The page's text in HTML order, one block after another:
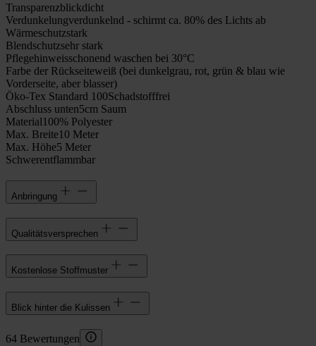
Transparenzblickdicht
Verdunkelungverdunkelnd - schirmt ca. 80% des Lichts ab
Wärmeschutzstark
Blendschutzsehr stark
Pflegehinweisschonend waschen bei 30°C
Farbe der Rückseiteweiß (bei dunkelgrau, rot, grün & blau wie
Vorderseite, aber blasser)
Öko-Tex Standard 100Schadstofffrei
Abschluss unten5cm Saum
Material100% Polyester
Max. Breite10 Meter
Max. Höhe5 Meter
Schwerentflammbar
Anbringung
Qualitätsversprechen
Kostenlose Stoffmuster
Blick hinter die Kulissen
64 Bewertungen